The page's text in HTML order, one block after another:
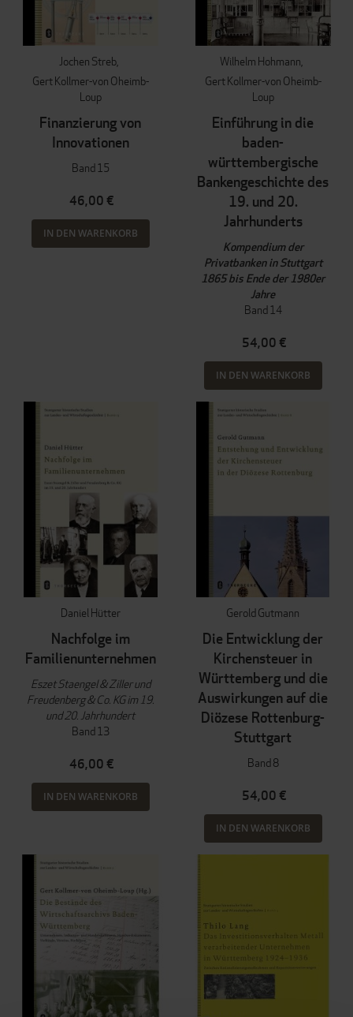
Jochen Streb
Gert Kollmer-von Oheimb-
Loup
Finanzierung von
Innovationen
Band 15
46,00 €
IN DEN WARENKORB
Wilhelm Hohmann
Gert Kollmer-von Oheimb-
Loup
Einführung in die
baden-
württembergische
Bankengeschichte des
19. und 20.
Jahrhunderts
Kompendium der
Privatbanken in Stuttgart
1865 bis Ende der 1980er
Jahre
Band 14
54,00 €
IN DEN WARENKORB
Daniel Hütter
Nachfolge im
Familienunternehmen
Eszet Staengel & Ziller und
Freudenberg & Co. KG im 19.
und 20. Jahrhundert
Band 13
46,00 €
IN DEN WARENKORB
Gerold Gutmann
Die Entwicklung der
Kirchensteuer in
Württemberg und die
Auswirkungen auf die
Diözese Rottenburg-
Stuttgart
Band 8
54,00 €
IN DEN WARENKORB